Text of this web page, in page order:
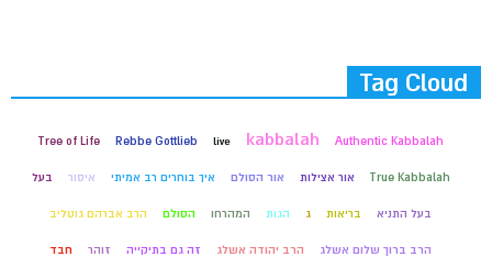
Tag Cloud
Authentic Kabbalah
kabbalah
live
Rebbe Gottlieb
Tree of Life
True Kabbalah אור אצילות אור הסולם איך בוחרים רב אמיתי איסור בעל
בעל התניא בריאות ג הגות המהרחו הסולם הרב אברהם גוטליב
הרב ברוך שלום אשלג הרב יהודה אשלג זה גם בתיקייה זוהר חבד